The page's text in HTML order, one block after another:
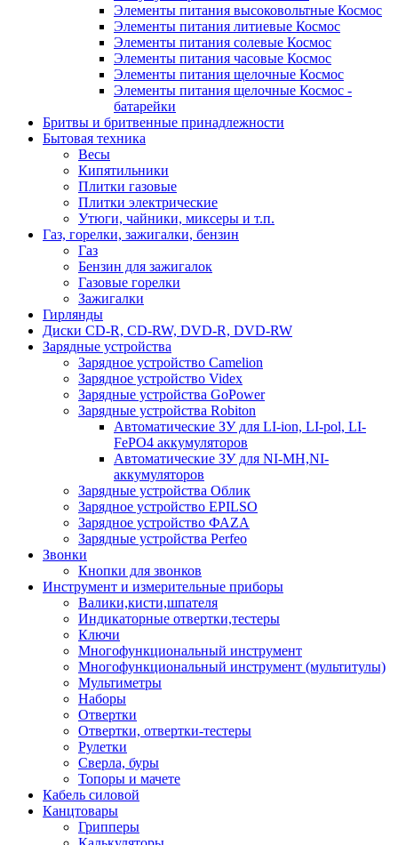
Элементы питания высоковольтные Космос
Элементы питания литиевые Космос
Элементы питания солевые Космос
Элементы питания часовые Космос
Элементы питания щелочные Космос
Элементы питания щелочные Космос -
батарейки
Бритвы и бритвенные принадлежности
Бытовая техника
Весы
Кипятильники
Плитки газовые
Плитки электрические
Утюги, чайники, миксеры и т.п.
Газ, горелки, зажигалки, бензин
Газ
Бензин для зажигалок
Газовые горелки
Зажигалки
Гирлянды
Диски CD-R, CD-RW, DVD-R, DVD-RW
Зарядные устройства
Зарядное устройство Camelion
Зарядное устройство Videx
Зарядные устройства GoPower
Зарядные устройства Robiton
Автоматические ЗУ для LI-ion, LI-pol, LI-
FePO4 аккумуляторов
Автоматические ЗУ для NI-MH,NI-
аккумуляторов
Зарядные устройства Облик
Зарядное устройство EPILSO
Зарядное устройство ФАZА
Зарядные устройства Perfeo
Звонки
Кнопки для звонков
Инструмент и измерительные приборы
Валики,кисти,шпателя
Индикаторные отвертки,тестеры
Ключи
Многофункциональный инструмент
Многофункциональный инструмент (мультитулы)
Мультиметры
Наборы
Отвертки
Отвертки, отвертки-тестеры
Рулетки
Сверла, буры
Топоры и мачете
Кабель силовой
Канцтовары
Грипперы